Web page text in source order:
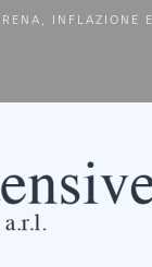
INFLAZIONE E